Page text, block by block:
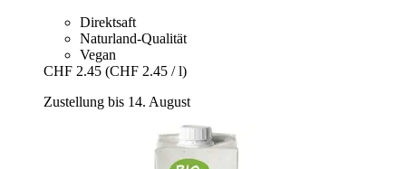
Direktsaft
Naturland-Qualität
Vegan
CHF 2.45 (CHF 2.45 / l)
Zustellung bis 14. August